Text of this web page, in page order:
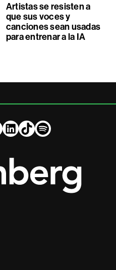
Artistas se resisten a
que sus voces y
canciones sean usadas
para entrenar a la IA